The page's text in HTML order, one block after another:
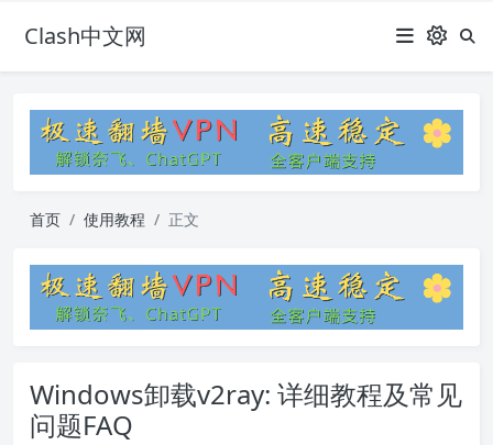
Clash中文网
首页 使用教程 正文
Windows卸载v2ray: 详细教程及常见
问题FAQ